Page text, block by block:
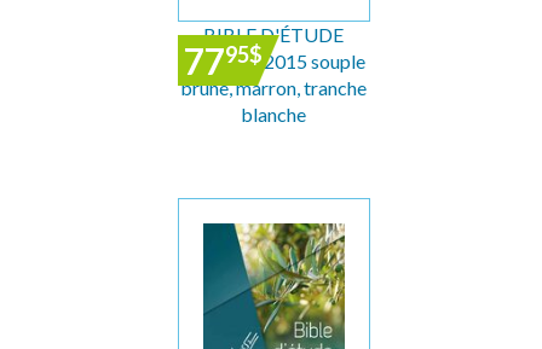
7795$
BIBLE D'ÉTUDE
SEMEUR 2015 souple
brune, marron, tranche
blanche